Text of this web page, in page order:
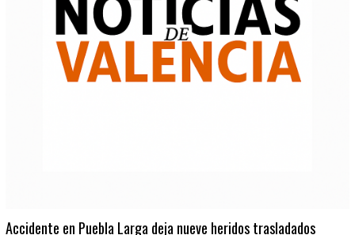
Accidente en Puebla Larga deja nueve heridos trasladados